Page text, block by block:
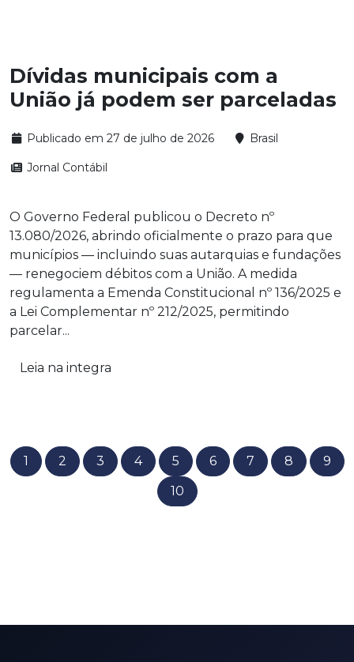
Dívidas municipais com a
União já podem ser parceladas
Publicado em 27 de julho de 2026 Brasil
Jornal Contábil
O Governo Federal publicou o Decreto nº
13.080/2026, abrindo oficialmente o prazo para que
municípios — incluindo suas autarquias e fundações
— renegociem débitos com a União. A medida
regulamenta a Emenda Constitucional nº 136/2025 e
a Lei Complementar nº 212/2025, permitindo
parcelar...
Leia na integra
1 2 3 4 5 6 7 8
9
10